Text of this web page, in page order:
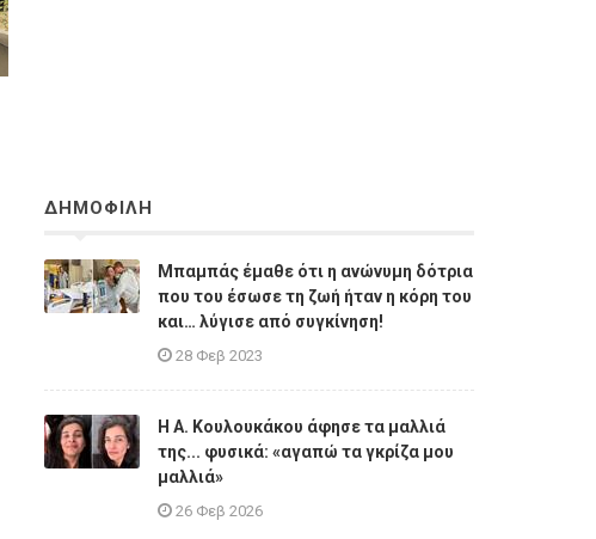
ΔΗΜΟΦΙΛΗ
Μπαμπάς έμαθε ότι η ανώνυμη δότρια
που του έσωσε τη ζωή ήταν η κόρη του
και… λύγισε από συγκίνηση!
28 Φεβ 2023
Η A. Κουλουκάκου άφησε τα μαλλιά
της... φυσικά: «αγαπώ τα γκρίζα μου
μαλλιά»
26 Φεβ 2026